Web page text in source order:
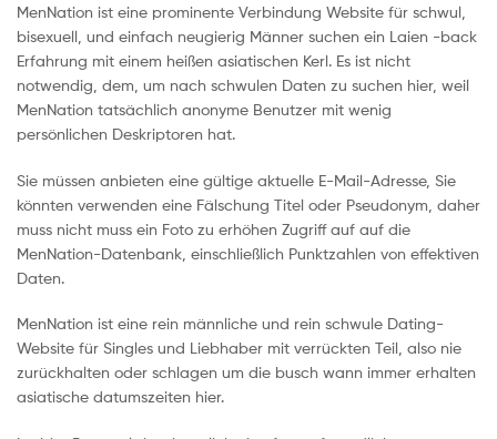
MenNation ist eine prominente Verbindung Website für schwul,
bisexuell, und einfach neugierig Männer suchen ein Laien -back
Erfahrung mit einem heißen asiatischen Kerl. Es ist nicht
notwendig, dem, um nach schwulen Daten zu suchen hier, weil
MenNation tatsächlich anonyme Benutzer mit wenig
persönlichen Deskriptoren hat.
Sie müssen anbieten eine gültige aktuelle E-Mail-Adresse, Sie
könnten verwenden eine Fälschung Titel oder Pseudonym, daher
muss nicht muss ein Foto zu erhöhen Zugriff auf auf die
MenNation-Datenbank, einschließlich Punktzahlen von effektiven
Daten.
MenNation ist eine rein männliche und rein schwule Dating-
Website für Singles und Liebhaber mit verrückten Teil, also nie
zurückhalten oder schlagen um die busch wann immer erhalten
asiatische datumszeiten hier.